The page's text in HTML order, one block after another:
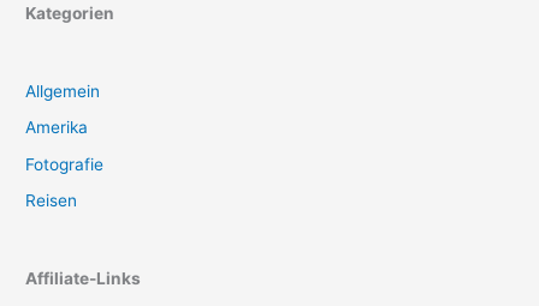
Kategorien
Allgemein
Amerika
Fotografie
Reisen
Affiliate-Links